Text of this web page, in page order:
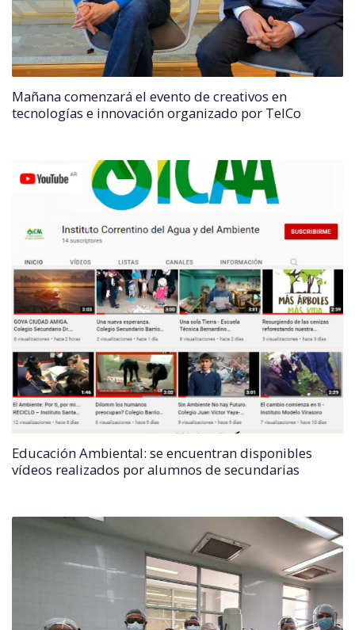
Mañana comenzará el evento de creativos en
tecnologías e innovación organizado por TelCo
Educación Ambiental: se encuentran disponibles
vídeos realizados por alumnos de secundarias